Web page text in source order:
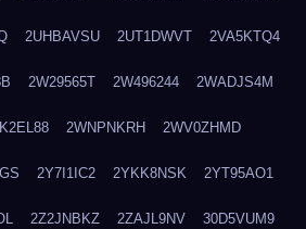
2UHBAVSU 2UT1DWVT 2VA5KTQ4
2W29565T 2W496244 2WADJS4M
2WNPNKRH 2WV0ZHMD
2Y7I1IC2 2YKK8NSK 2YT95AO1
2Z2JNBKZ 2ZAJL9NV 30D5VUM9